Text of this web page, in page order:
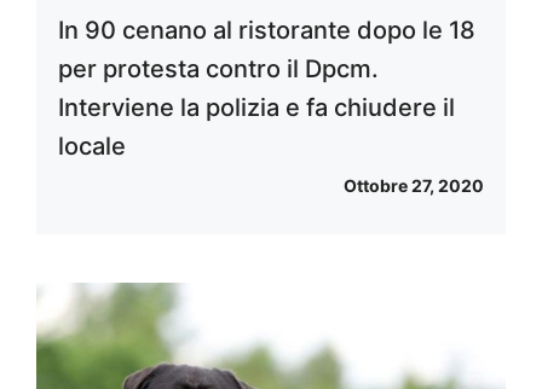
In 90 cenano al ristorante dopo le 18
per protesta contro il Dpcm.
Interviene la polizia e fa chiudere il
locale
Ottobre 27, 2020